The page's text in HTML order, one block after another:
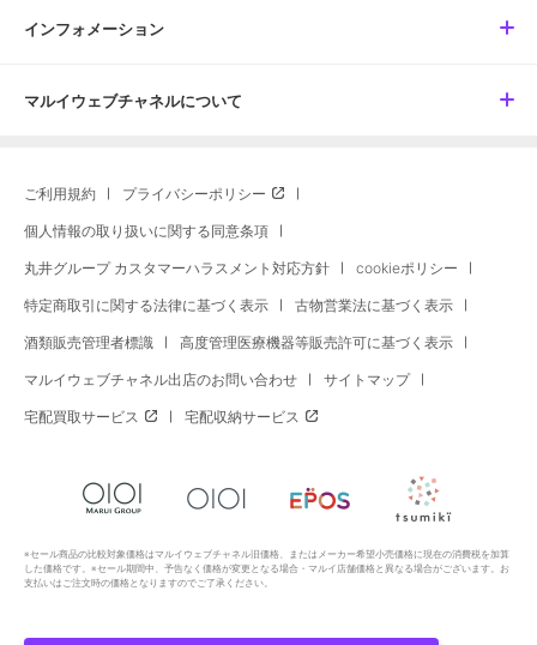
インフォメーション
マルイウェブチャネルについて
ご利用規約 プライバシーポリシー
個人情報の取り扱いに関する同意条項
丸井グループ カスタマーハラスメント対応方針 cookieポリシー
特定商取引に関する法律に基づく表示 古物営業法に基づく表示
酒類販売管理者標識 高度管理医療機器等販売許可に基づく表示
マルイウェブチャネル出店のお問い合わせ サイトマップ
宅配買取サービス 宅配収納サービス
※セール商品の比較対象価格はマルイウェブチャネル旧価格、またはメーカー希望小売価格に現在の消費税を加算
した価格です。※セール期間中、予告なく価格が変更となる場合・マルイ店舗価格と異なる場合がございます。お
支払いはご注文時の価格となりますのでご了承ください。